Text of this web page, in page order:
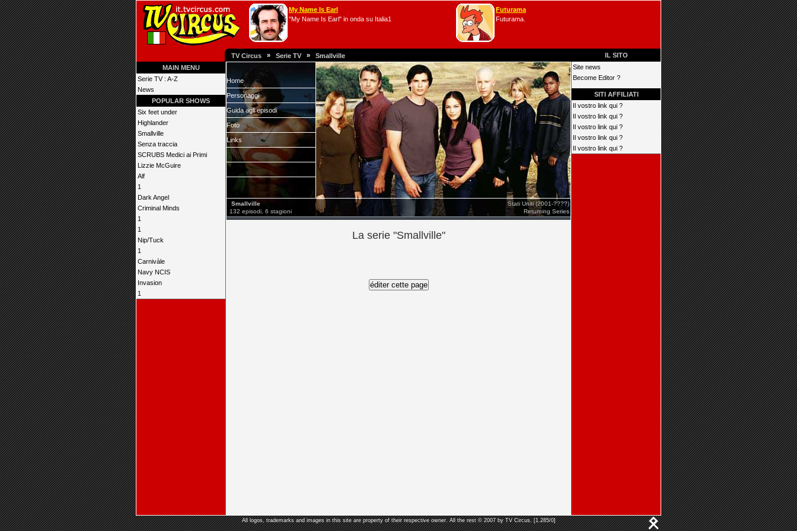
My Name Is Earl
"My Name Is Earl" in onda su Italia1
Futurama
Futurama.
TV Circus » Serie TV » Smallville
IL SITO
MAIN MENU
Serie TV : A-Z
News
POPULAR SHOWS
Six feet under
Highlander
Smallville
Senza traccia
SCRUBS Medici ai Primi
Lizzie McGuire
Alf
1
Dark Angel
Criminal Minds
1
1
Nip/Tuck
1
Carnivàle
Navy NCIS
Invasion
1
Home
Personaggi
Guida agli episodi
Foto
Links
Smallville
132 episodi, 6 stagioni
Stati Uniti (2001-????)
Returning Series
La serie "Smallville"
Site news
Become Editor ?
SITI AFFILIATI
Il vostro link qui ?
Il vostro link qui ?
Il vostro link qui ?
Il vostro link qui ?
Il vostro link qui ?
All logos, trademarks and images in this site are property of their respective owner. All the rest © 2007 by TV Circus. [1.285/0]